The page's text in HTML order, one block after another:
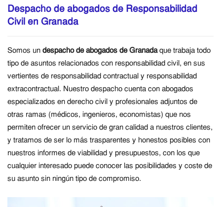
Despacho de abogados de Responsabilidad
Civil en Granada
Somos un despacho de abogados de Granadaque trabaja todo
tipo de asuntos relacionados con responsabilidad civil, en sus
vertientes de responsabilidad contractual y responsabilidad
extracontractual. Nuestro despacho cuenta con abogados
especializados en derecho civil y profesionales adjuntos de
otras ramas (médicos, ingenieros, economistas) que nos
permiten ofrecer un servicio de gran calidad a nuestros clientes,
y tratamos de ser lo más trasparentes y honestos posibles con
nuestros informes de viabilidad y presupuestos, con los que
cualquier interesado puede conocer las posibilidades y coste de
su asunto sin ningún tipo de compromiso.